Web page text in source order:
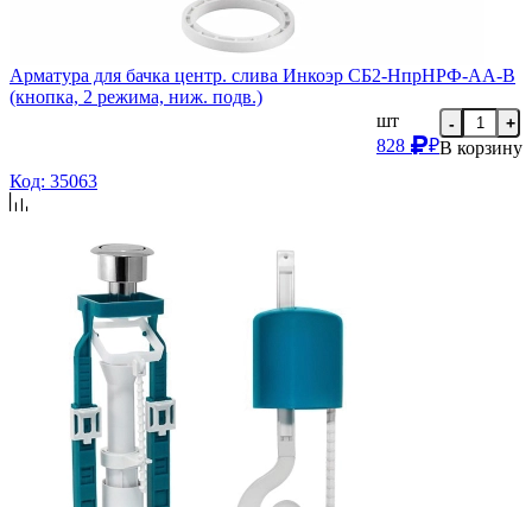
Арматура для бачка центр. слива Инкоэр СБ2-НпрНРФ-АА-В
(кнопка, 2 режима, ниж. подв.)
шт
828
₽
- +
В корзину
Код: 35063